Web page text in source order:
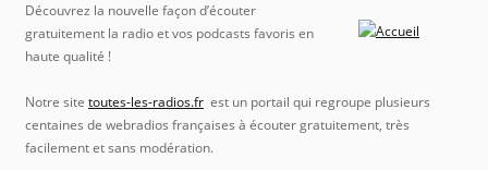
Découvrez la nouvelle façon d’écouter
gratuitement la radio et vos podcasts favoris en
haute qualité !
Notre site toutes-les-radios.fr est un portail qui regroupe plusieurs
centaines de webradios françaises à écouter gratuitement, très
facilement et sans modération.